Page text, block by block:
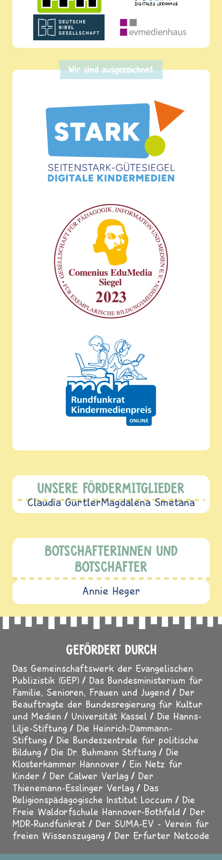
Wir sind ausgezeichnet
UNSERE FÖRDERMITGLIEDER
Claudia GürtlerMagdalena Smetana
BOTSCHAFTERINNEN UND
BOTSCHAFTER
Annie Heger
GEFÖRDERT DURCH
Das Gemeinschaftswerk der Evangelischen
Publizistik (GEP)
Das Bundesministerium für
Familie, Senioren, Frauen und Jugend
Der
Beauftragte der Bundesregierung für Kultur
und Medien
Universität Kassel
Die Hanns-
Lilje-Stiftung
Die Heinrich-Dammann-
Stiftung
Die Bundeszentrale für politische
Bildung
Die Dr. Buhmann Stiftung
Die
Klosterkammer Hannover
Ein Netz für
Kinder
Der Calwer Verlag
Der
Thienemann-Esslinger Verlag
Das
Religionspädagogische Institut Loccum
Die
Freie Waldorfschule Hannover-Bothfeld
Der
MDR-Rundfunkrat
Der SUMA-EV - Verein für
freien Wissenszugang
Der Erfurter Netcode